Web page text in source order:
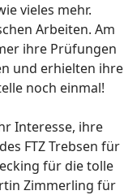
vieles mehr.
Arbeiten. Am
ihre Prüfungen
und erhielten ihre
noch einmal!
Interesse, ihre
FTZ Trebsen für
für die tolle
Zimmerling für